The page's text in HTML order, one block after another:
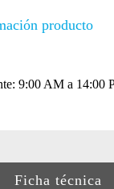
producto
9:00 AM a 14:00
Ficha técnica